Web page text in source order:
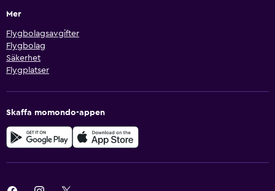
Mer
Flygbolagsavgifter
Flygbolag
Säkerhet
Flygplatser
Skaffa momondo-appen